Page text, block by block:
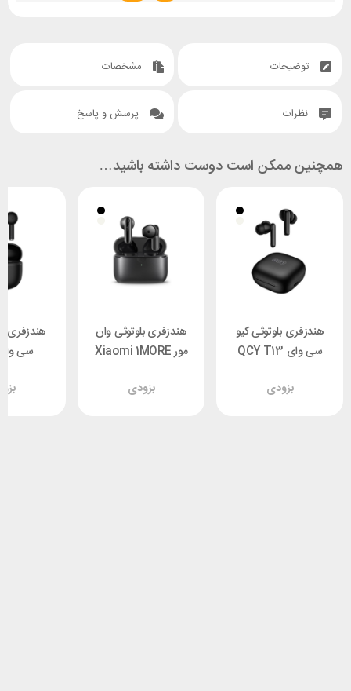
توضیحات مشخصات
نظرات پرسش و پاسخ
همچنین ممکن است دوست داشته باشید…
هندزفری بلوتوثی کیو
سی وای QCY T13
بزودی
هندزفری بلوتوثی وان
مور Xiaomi 1MORE
بزودی
هندزفری